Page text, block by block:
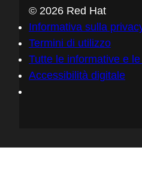
© 2026 Red Hat
Informativa sulla
Termini di utilizzo
Tutte le informative e
Accessibilità digitale